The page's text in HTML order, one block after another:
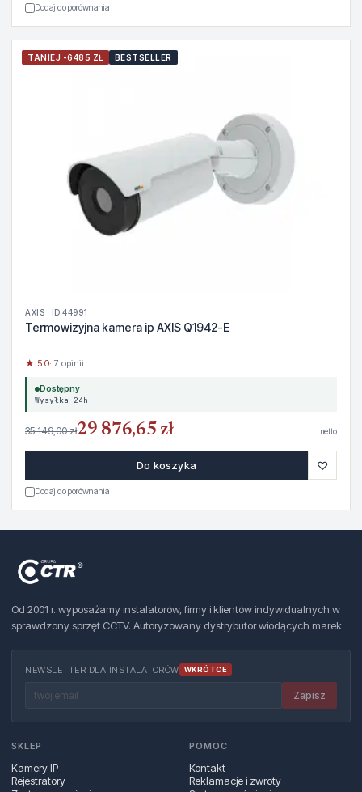
Dodaj do porównania
TANIEJ -6485 ZŁ BESTSELLER
AXIS · ID 44991
Termowizyjna kamera ip AXIS Q1942-E
★ 5.0· 7 opinii
Dostępny
Wysyłka 24h
35 149,00 zł29 876,65 zł netto
Do koszyka ♡
Dodaj do porównania
Od 2001 r. wyposażamy instalatorów, firmy i klientów indywidualnych w
sprawdzony sprzęt CCTV. Autoryzowany dystrybutor wiodących marek.
NEWSLETTER DLA INSTALATORÓW WKRÓTCE
Zapisz
SKLEP
Kamery IP
Rejestratory
POMOC
Kontakt
Reklamacje i zwroty